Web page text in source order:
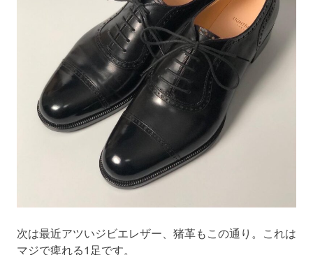
次は最近アツいジビエレザー、猪革もこの通り。これは
マジで痺れる1足です。